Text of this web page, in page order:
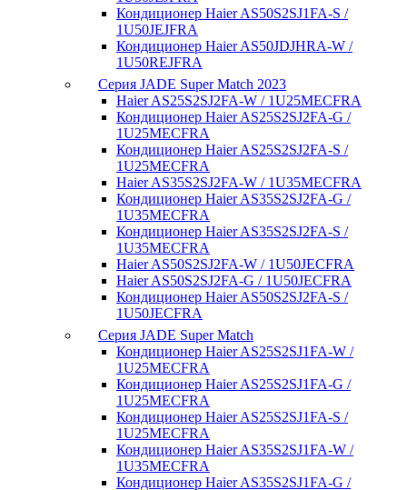
Кондиционер Haier AS50S2SJ1FA-S /
1U50JEJFRA
Кондиционер Haier AS50JDJHRA-W /
1U50REJFRA
Серия JADE Super Match 2023
Haier AS25S2SJ2FA-W / 1U25MECFRA
Кондиционер Haier AS25S2SJ2FA-G /
1U25MECFRA
Кондиционер Haier AS25S2SJ2FA-S /
1U25MECFRA
Haier AS35S2SJ2FA-W / 1U35MECFRA
Кондиционер Haier AS35S2SJ2FA-G /
1U35MECFRA
Кондиционер Haier AS35S2SJ2FA-S /
1U35MECFRA
Haier AS50S2SJ2FA-W / 1U50JECFRA
Haier AS50S2SJ2FA-G / 1U50JECFRA
Кондиционер Haier AS50S2SJ2FA-S /
1U50JECFRA
Серия JADE Super Match
Кондиционер Haier AS25S2SJ1FA-W /
1U25MECFRA
Кондиционер Haier AS25S2SJ1FA-G /
1U25MECFRA
Кондиционер Haier AS25S2SJ1FA-S /
1U25MECFRA
Кондиционер Haier AS35S2SJ1FA-W /
1U35MECFRA
Кондиционер Haier AS35S2SJ1FA-G /